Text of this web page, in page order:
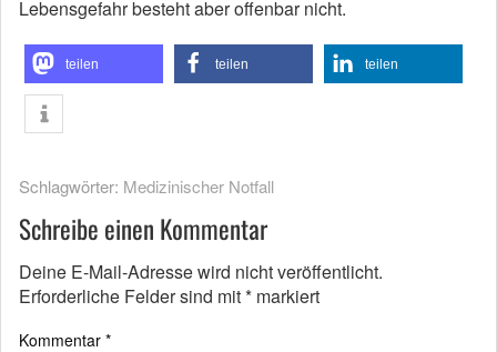
Lebensgefahr besteht aber offenbar nicht.
teilen teilen teilen
Schlagwörter: Medizinischer Notfall
Schreibe einen Kommentar
Deine E-Mail-Adresse wird nicht veröffentlicht.
Erforderliche Felder sind mit* markiert
Kommentar *